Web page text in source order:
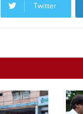
Twitter